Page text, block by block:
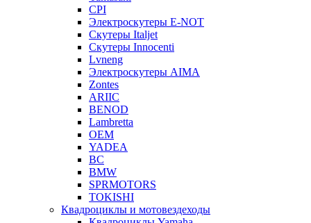
CPI
Электроскутеры E-NOT
Скутеры Italjet
Скутеры Innocenti
Lvneng
Электроскутеры AIMA
Zontes
ARIIC
BENOD
Lambretta
OEM
YADEA
BC
BMW
SPRMOTORS
TOKISHI
Квадроциклы и мотовездеходы